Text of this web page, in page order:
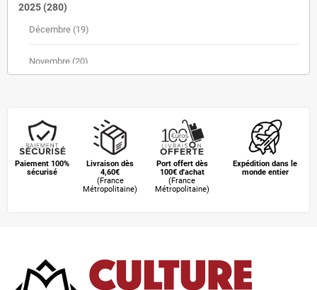
2025 (280)
Décembre (19)
Novembre (20)
Septembre
Août(20)
Avril(17)
Paiement 100%
sécurisé
Livraison dès
4,60€
(France
Métropolitaine)
Port offert dès
100€ d'achat
(France
Métropolitaine)
Expédition dans le
monde entier